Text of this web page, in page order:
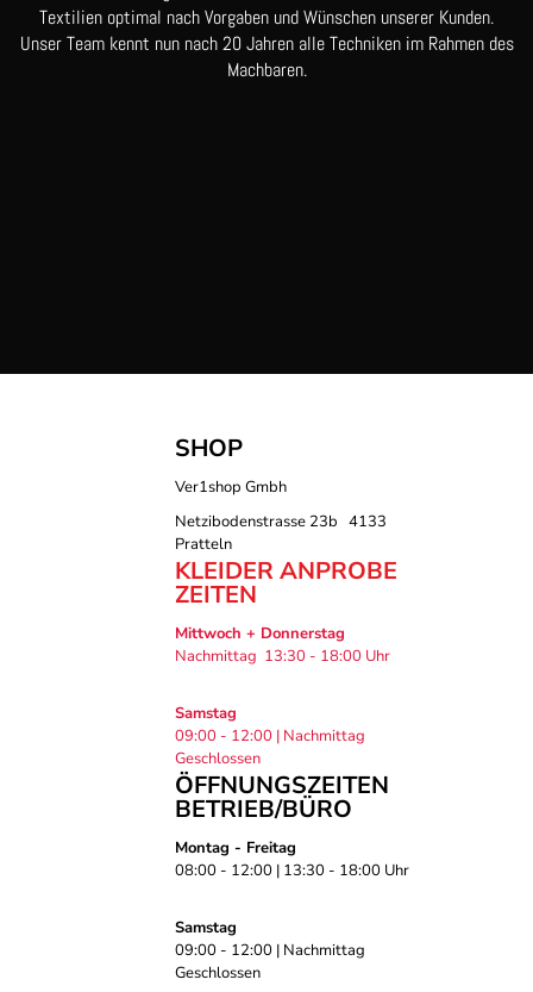
Textilien optimal nach Vorgaben und Wünschen unserer Kunden.
Unser Team kennt nun nach 20 Jahren alle Techniken im Rahmen des
Machbaren.
SHOP
Ver1shop Gmbh
Netzibodenstrasse 23b 4133
Pratteln
KLEIDER ANPROBE
ZEITEN
Mittwoch + Donnerstag
Nachmittag 13:30 - 18:00 Uhr
Samstag
09:00 - 12:00 | Nachmittag
Geschlossen
ÖFFNUNGSZEITEN
BETRIEB/BÜRO
Montag - Freitag
08:00 - 12:00 | 13:30 - 18:00 Uhr
Samstag
09:00 - 12:00 | Nachmittag
Geschlossen